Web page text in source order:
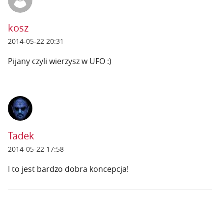
kosz
2014-05-22 20:31
Pijany czyli wierzysz w UFO :)
Tadek
2014-05-22 17:58
I to jest bardzo dobra koncepcja!